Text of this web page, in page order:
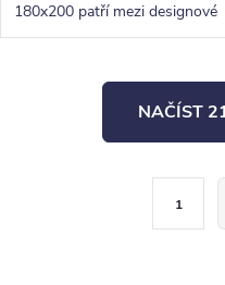
180x200 patří mezi designové
postele z nábytkové řady
zaobleným čelem u hlavy a
NAČÍST
1